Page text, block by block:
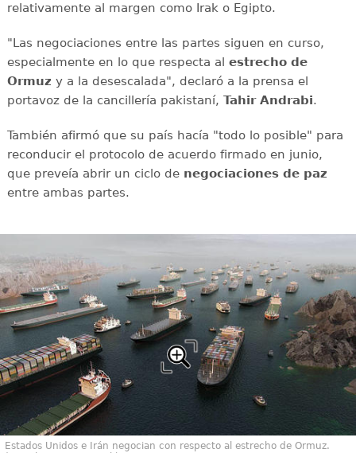
relativamente al margen como Irak o Egipto.
"Las negociaciones entre las partes siguen en curso,
especialmente en lo que respecta al estrecho de
Ormuz y a la desescalada", declaró a la prensa el
portavoz de la cancillería pakistaní, Tahir Andrabi.
También afirmó que su país hacía "todo lo posible" para
reconducir el protocolo de acuerdo firmado en junio,
que preveía abrir un ciclo de negociaciones de paz
entre ambas partes.
Estados Unidos e Irán negocian con respecto al estrecho de Ormuz.